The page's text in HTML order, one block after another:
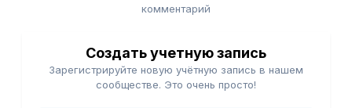
комментарий
Создать учетную запись
Зарегистрируйте новую учётную запись в нашем
сообществе. Это очень просто!